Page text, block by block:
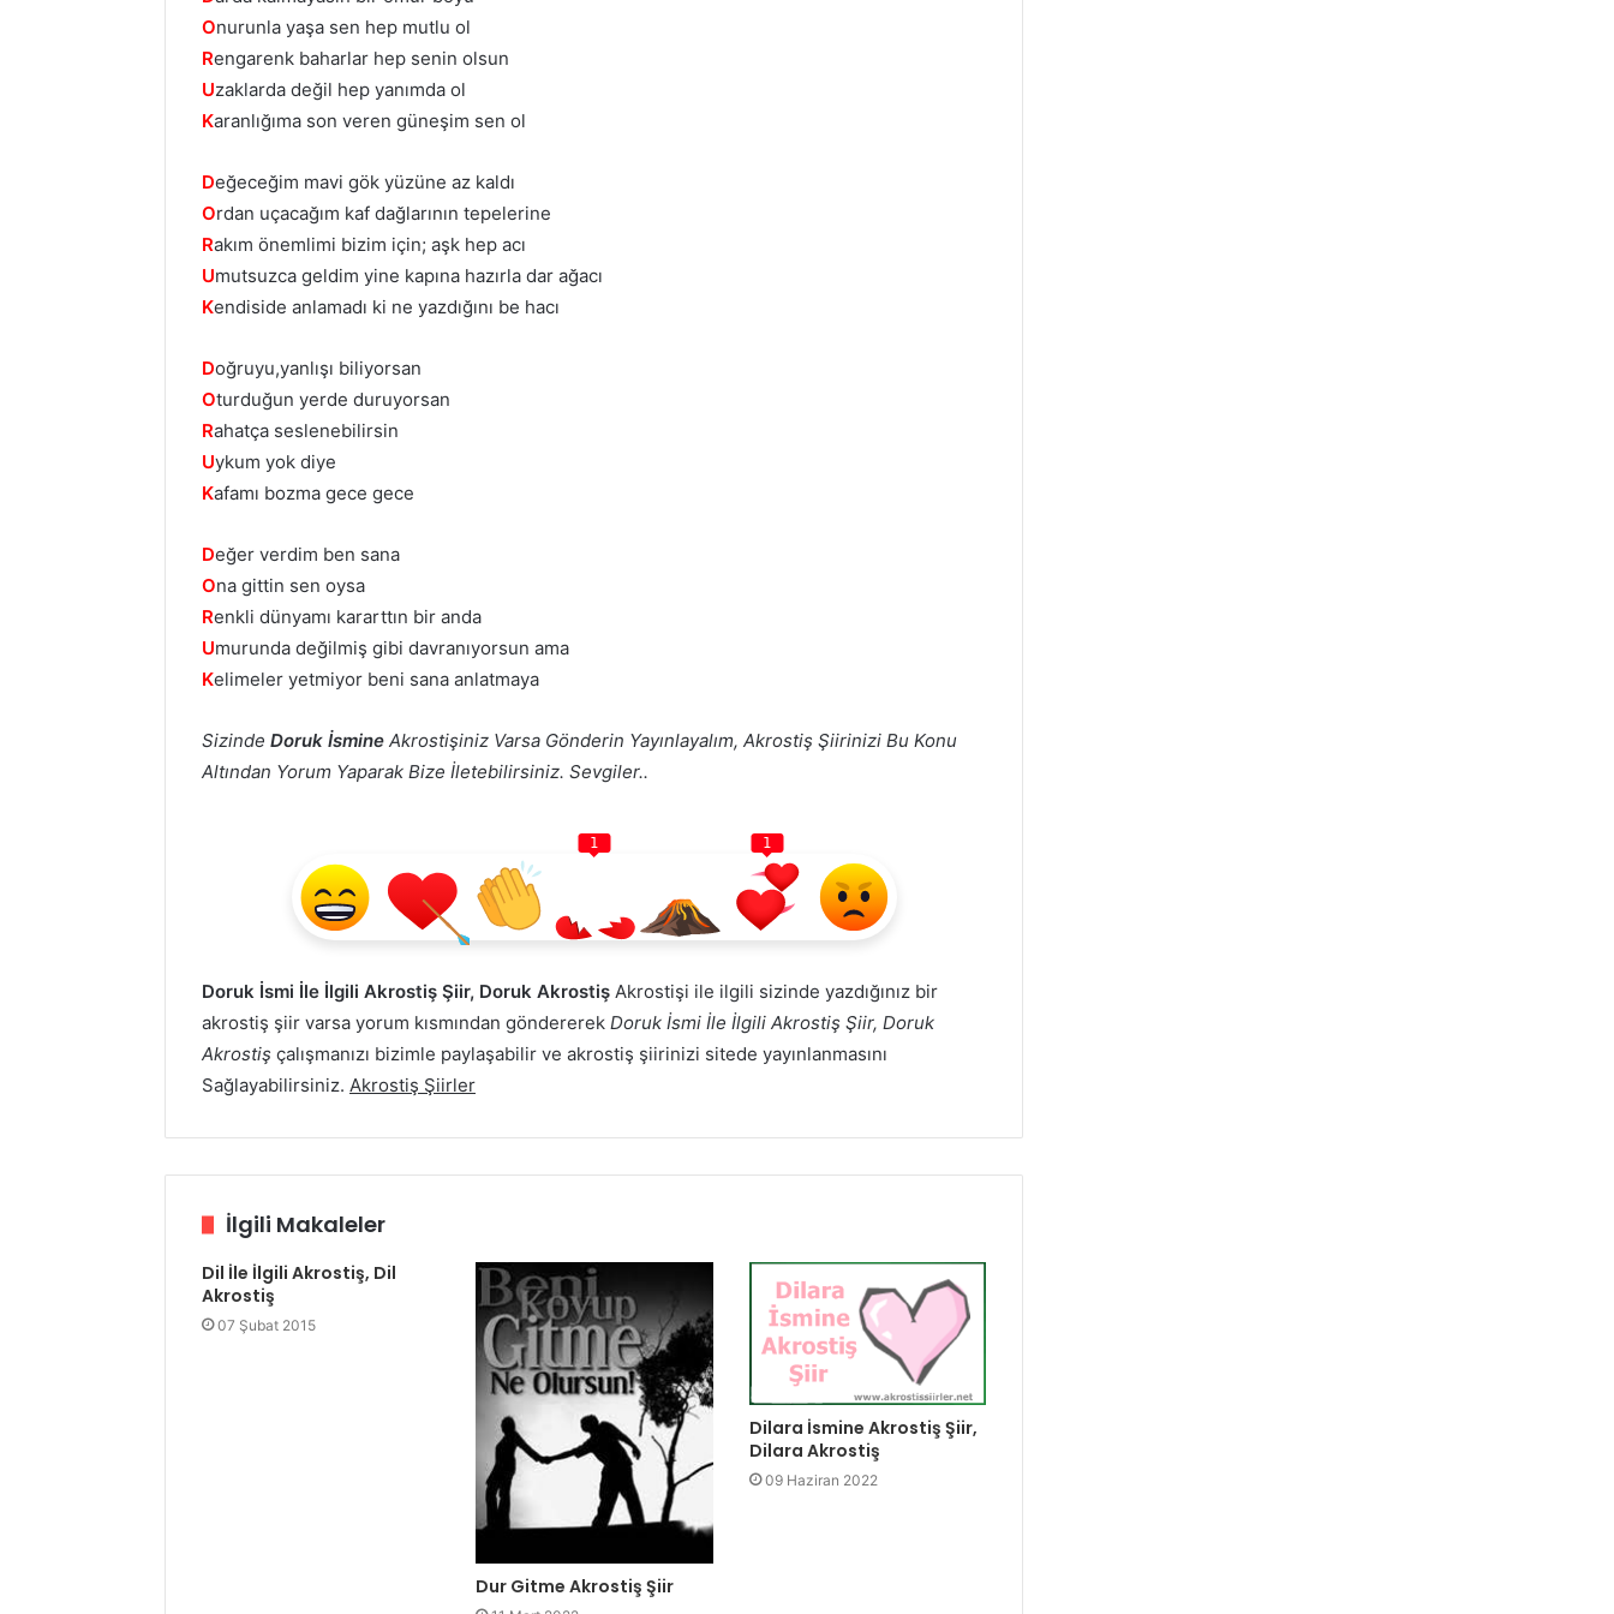
Onurunla yaşa sen hep mutlu ol
Rengarenk baharlar hep senin olsun
Uzaklarda değil hep yanımda ol
Karanlığıma son veren güneşim sen ol
Değeceğim mavi gök yüzüne az kaldı
Ordan uçacağım kaf dağlarının tepelerine
Rakım önemlimi bizim için; aşk hep acı
Umutsuzca geldim yine kapına hazırla dar ağacı
Kendiside anlamadı ki ne yazdığını be hacı
Doğruyu,yanlışı biliyorsan
Oturduğun yerde duruyorsan
Rahatça seslenebilirsin
Uykum yok diye
Kafamı bozma gece gece
Değer verdim ben sana
Ona gittin sen oysa
Renkli dünyamı kararttın bir anda
Umurunda değilmiş gibi davranıyorsun ama
Kelimeler yetmiyor beni sana anlatmaya
Sizinde Doruk İsmine Akrostişiniz Varsa Gönderin Yayınlayalım, Akrostiş Şiirinizi Bu Konu
Altından Yorum Yaparak Bize İletebilirsiniz. Sevgiler..
1 1
Doruk İsmi İle İlgili Akrostiş Şiir, Doruk Akrostiş Akrostişi ile ilgili sizinde yazdığınız bir
akrostiş şiir varsa yorum kısmından göndererek Doruk İsmi İle İlgili Akrostiş Şiir, Doruk
Akrostiş çalışmanızı bizimle paylaşabilir ve akrostiş şiirinizi sitede yayınlanmasını
Sağlayabilirsiniz. Akrostiş Şiirler
İlgili Makaleler
Dil İle İlgili Akrostiş, Dil
Akrostiş
07 Şubat 2015
Dur Gitme Akrostiş Şiir
Dilara İsmine Akrostiş Şiir,
Dilara Akrostiş
09 Haziran 2022